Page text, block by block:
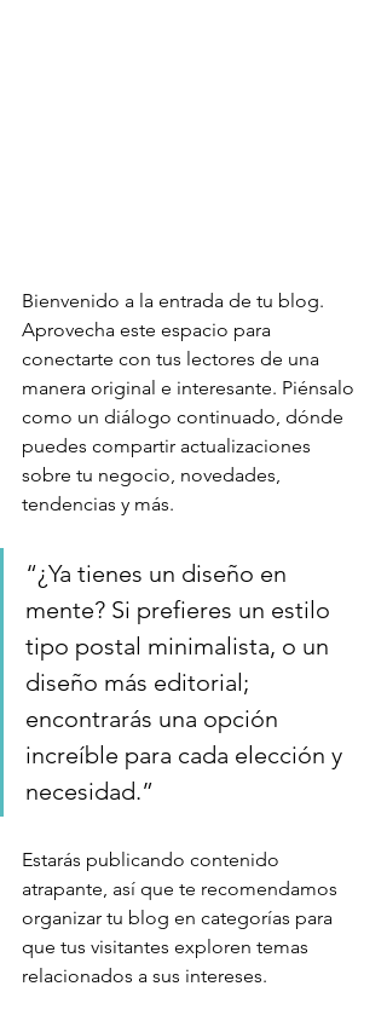
Bienvenido a la entrada de tu blog.
Aprovecha este espacio para
conectarte con tus lectores de una
manera original e interesante. Piénsalo
como un diálogo continuado, dónde
puedes compartir actualizaciones
sobre tu negocio, novedades,
tendencias y más.
“¿Ya tienes un diseño en
mente? Si prefieres un estilo
tipo postal minimalista, o un
diseño más editorial;
encontrarás una opción
increíble para cada elección y
necesidad.”
Estarás publicando contenido
atrapante, así que te recomendamos
organizar tu blog en categorías para
que tus visitantes exploren temas
relacionados a sus intereses.